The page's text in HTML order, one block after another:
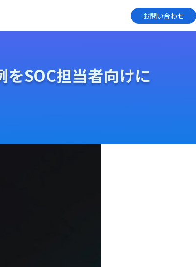
お問い合わせ
SOC担当者向けに